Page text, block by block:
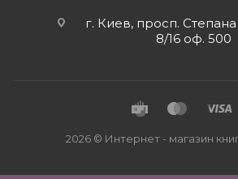
г. Киев, просп.
8/16 оф. 500
2026 © Интернет - магазин